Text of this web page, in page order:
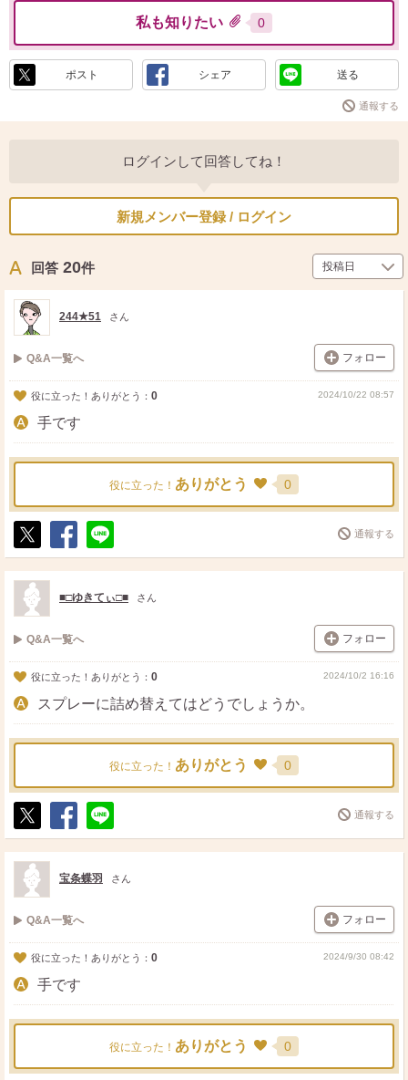
私も知りたい 0
ポスト シェア 送る
通報する
ログインして回答してね！
新規メンバー登録 / ログイン
回答 20件
244★51 さん
Q&A一覧へ フォロー
役に立った！ありがとう： 0 2024/10/22 08:57
手です
役に立った！ ありがとう 0
ポ
ス
ト
シ
ェ
送
る
通報する
■□ゆきてぃ□■ さん
Q&A一覧へ フォロー
役に立った！ありがとう： 0 2024/10/2 16:16
スプレーに詰め替えてはどうでしょうか。
役に立った！ ありがとう 0
ポ
ス
ト
シ
ェ
送
る
通報する
宝条蝶羽 さん
Q&A一覧へ フォロー
役に立った！ありがとう： 0 2024/9/30 08:42
手です
役に立った！ ありがとう 0